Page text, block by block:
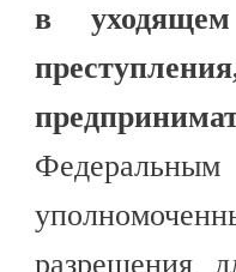
в
разрешения